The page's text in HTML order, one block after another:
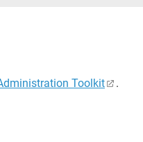
Toolkit
.